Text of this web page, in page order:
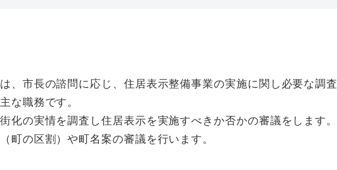
、市長の諮問に応じ、住居表示整備事業の実施に関し必要な調査
な職務です。
化の実情を調査し住居表示を実施すべきか否かの審議をします。
町の区割）や町名案の審議を行います。